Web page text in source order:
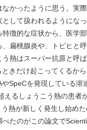
かったように思う。実
して扱われるようにな
徴的な症状から、医学
扁桃腺炎や、トビヒと
熱はスーパー抗原と呼
きだけ起こってくるか
SpeCを発現している溶
るしょうこう熱の患者
熱が新しく発生し始め
たのがこの論文で